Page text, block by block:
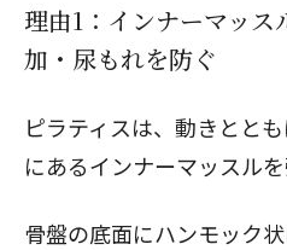
理由1：インナーマッ
加・尿もれを防ぐ
ピラティスは、動きとと
にあるインナーマッスルを
骨盤の底面にハンモック